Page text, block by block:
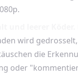
wird
die
oder